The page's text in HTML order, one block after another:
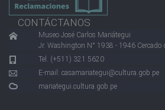
CONTÁCTANOS
Museo José Carlos Mariátegui
Jr. Washington N° 1938 - 1946 Cercado
Tel. (+511) 321 5620
E-mail: casamariategui@cultura.gob.pe
mariategui.cultura.gob.pe